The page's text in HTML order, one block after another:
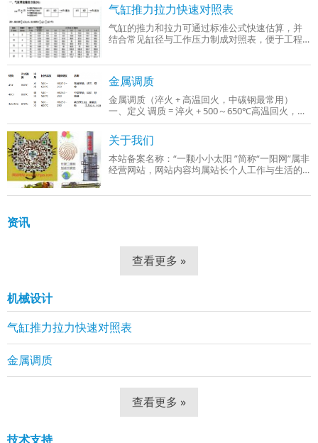
气缸推力拉力快速对照表
气缸的推力和拉力可通过标准公式快速估算，并
结合常见缸径与工作压力制成对照表，便于工程
力0.4–0.6 MPa）整理的‌气缸推力与拉力快
金属调质
金属调质（淬火 + 高温回火，中碳钢最常用）
一、定义 调质 = 淬火 + 500～650℃高温回火，只
适用于中碳钢、中碳合金钢（C：0.3%～0.5%），
成品组织：回火索氏体（铁素体 + 细小球状碳
关于我们
本站备案名称：“一颗小小太阳 ”简称“一阳网”属非
经营网站，网站内容均属站长个人工作与生活的
制、网站组建等。
资讯
查看更多 »
机械设计
气缸推力拉力快速对照表
金属调质
查看更多 »
技术支持